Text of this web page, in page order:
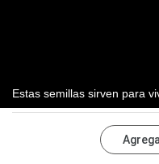
Estas semillas sirven para